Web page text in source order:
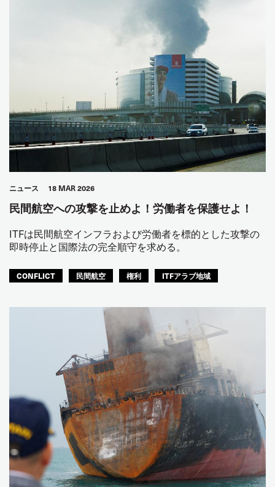
ニュース 18 MAR 2026
民間航空への攻撃を止めよ！労働者を保護せよ！
ITFは民間航空インフラおよび労働者を標的とした攻撃の
即時停止と国際法の完全順守を求める。
CONFLICT 民間航空 権利 ITFアラブ地域